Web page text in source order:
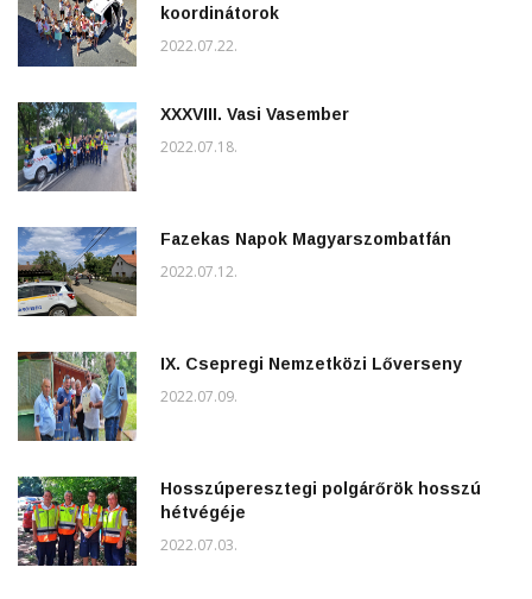
koordinátorok
2022.07.22.
XXXVIII. Vasi Vasember
2022.07.18.
Fazekas Napok Magyarszombatfán
2022.07.12.
IX. Csepregi Nemzetközi Lőverseny
2022.07.09.
Hosszúperesztegi polgárőrök hosszú
hétvégéje
2022.07.03.